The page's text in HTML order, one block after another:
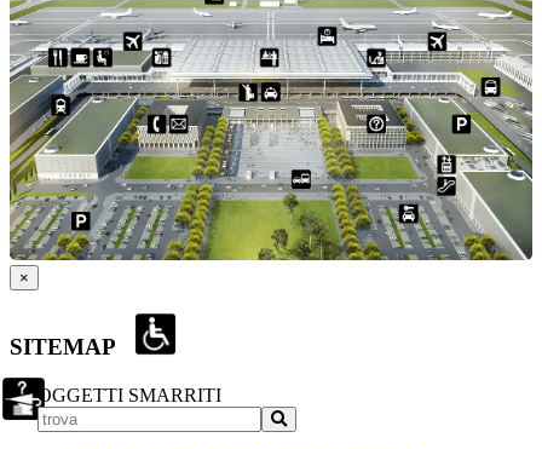
×
SITEMAP
OGGETTI SMARRITI